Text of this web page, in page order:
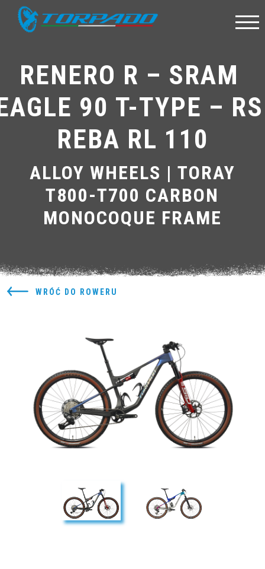
RENERO R – SRAM
90 T-TYPE –
REBA RL 110
ALLOY WHEELS | TORAY
T800-T700 CARBON
MONOCOQUE FRAME
WRÓĆ DO ROWERU